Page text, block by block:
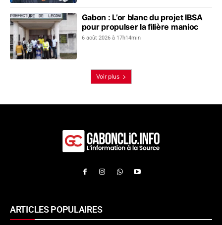
Gabon : L’or blanc du projet IBSA
pour propulser la filière manioc
6 août 2026 à 17h14min
Voir plus
ARTICLES POPULAIRES